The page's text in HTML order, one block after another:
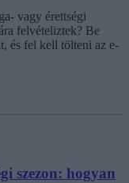
vagy érettségi
felvételiztek? Be
és fel kell tölteni az e-
szezon: hogyan